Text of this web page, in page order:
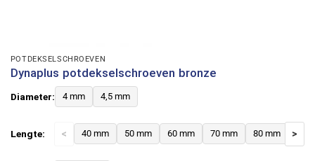
POTDEKSELSCHROEVEN
Dynaplus potdekselschroeven bronze
Diameter: 4 mm 4,5 mm
Lengte: < 40 mm 50 mm 60 mm 70 mm 80 mm >